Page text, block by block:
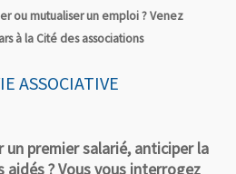
ou mutualiser un emploi ? Venez
à la Cité des associations
ASSOCIATIVE
premier salarié, anticiper la
aidés ? Vous vous interrogez